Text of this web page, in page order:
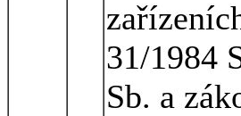
31/1984
Sb. a